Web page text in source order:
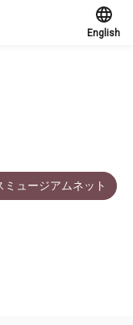
English
ミュージアムネット